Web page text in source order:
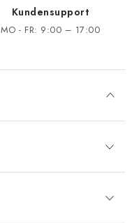
Kundensupport
MO - FR: 9:00 – 17:00